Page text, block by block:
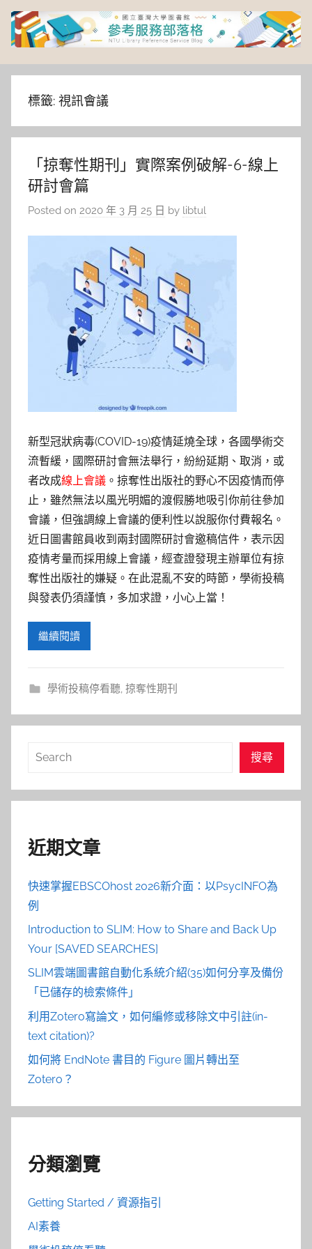
Skip
content
臺
灣
大
學
圖
書
務
部
落
格
標籤: 視訊會議
「掠奪性期刊」實際案例破解-6-線上
研討會篇
Posted on 2020 年 3 月 25 日 by libtul
新型冠狀病毒(COVID-19)疫情延燒全球，各國學術交
流暫緩，國際研討會無法舉行，紛紛延期、取消，或
者改成線上會議 。掠奪性出版社的野心不因疫情而停
止，雖然無法以風光明媚的渡假勝地吸引你前往參加
會議，但強調線上會議的便利性以說服你付費報名。
近日圖書館員收到兩封國際研討會邀稿信件，表示因
疫情考量而採用線上會議，經查證發現主辦單位有掠
奪性出版社的嫌疑。在此混亂不安的時節，學術投稿
與發表仍須謹慎，多加求證，小心上當！
繼續閱讀
學術投稿停看聽, 掠奪性期刊
搜
搜尋
近期文章
快速掌握EBSCOhost 2026新介面：以PsycINFO為
例
Introduction to SLIM: How to Share and Back Up
Your [SAVED SEARCHES]
SLIM雲端圖書館自動化系統介紹(35)如何分享及備份
「已儲存的檢索條件」
利用Zotero寫論文，如何編修或移除文中引註(in-
text citation)?
如何將 EndNote 書目的 Figure 圖片轉出至
Zotero？
分類瀏覽
Getting Started / 資源指引
AI素養